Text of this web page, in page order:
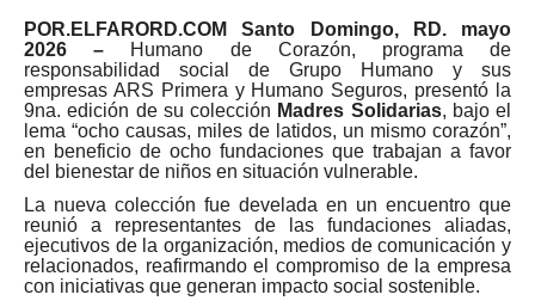
POR.ELFARORD.COM Santo Domingo, RD. mayo
2026 – Humano de Corazón, programa de
responsabilidad social de Grupo Humano y sus
empresas ARS Primera y Humano Seguros, presentó la
9na. edición de su colección Madres Solidarias, bajo el
lema “ocho causas, miles de latidos, un mismo corazón”,
en beneficio de ocho fundaciones que trabajan a favor
del bienestar de niños en situación vulnerable.
La nueva colección fue develada en un encuentro que
reunió a representantes de las fundaciones aliadas,
ejecutivos de la organización, medios de comunicación y
relacionados, reafirmando el compromiso de la empresa
con iniciativas que generan impacto social sostenible.